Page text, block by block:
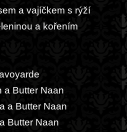
a vajíčkem s rýží
a kořením
a Butter Naan
a Butter Naan
Butter Naan